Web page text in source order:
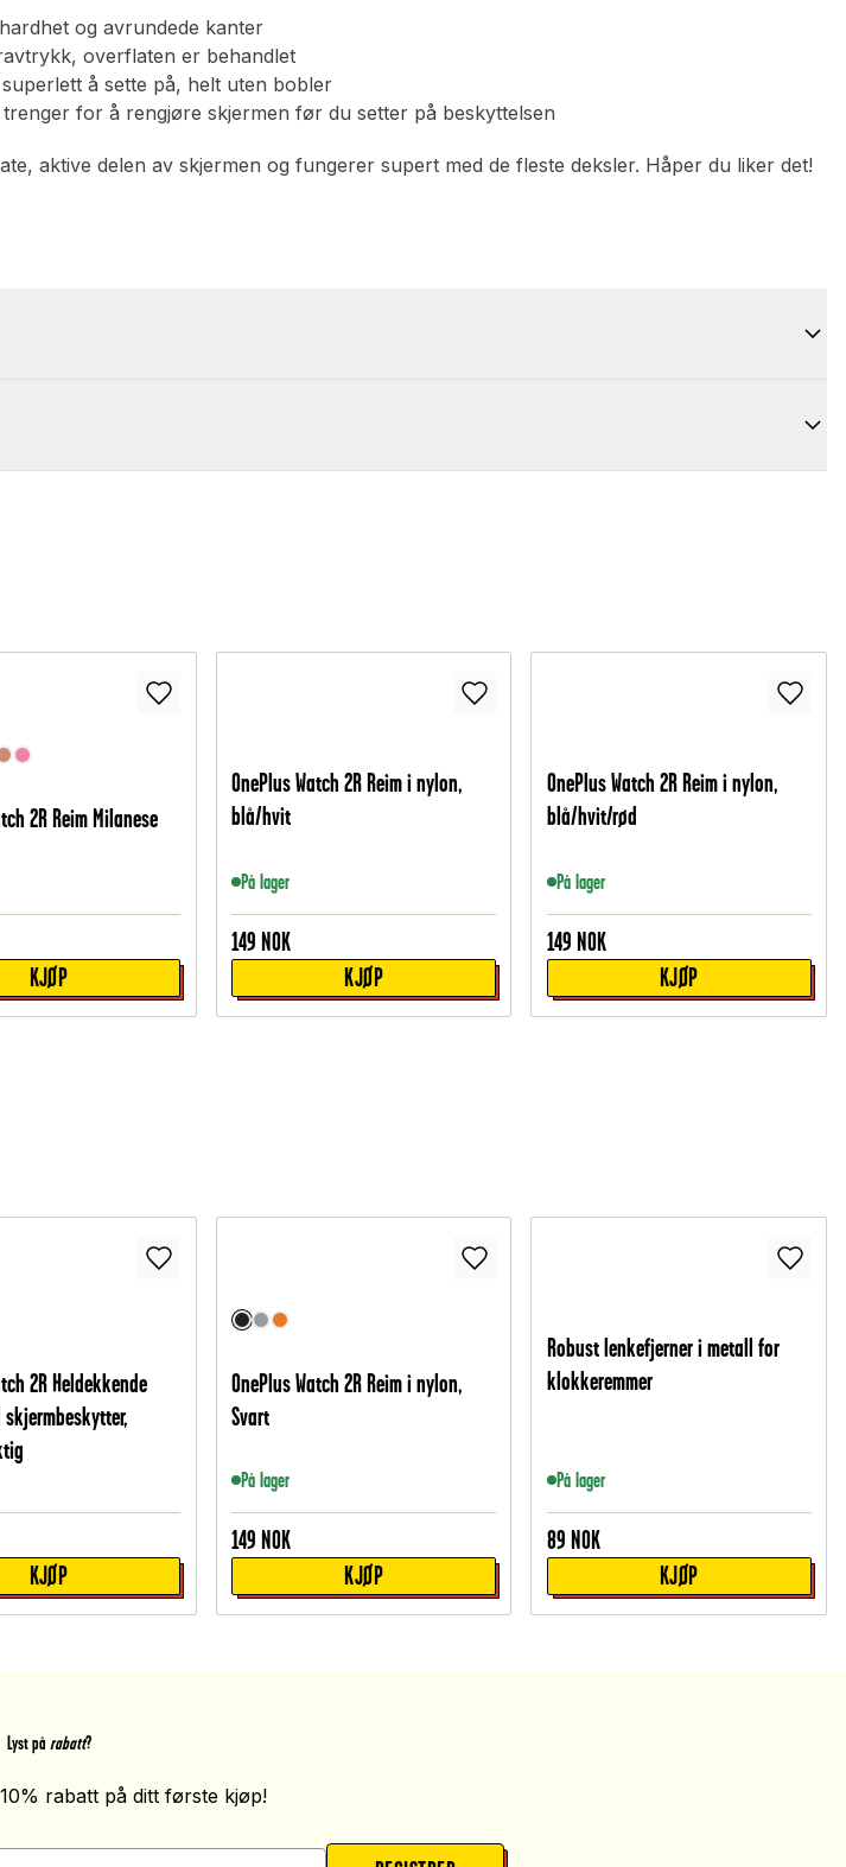
og avrundede kanter
overflaten er behandlet
å sette på, helt uten bobler
for å rengjøre skjermen før du setter på beskyttelsen
aktive delen av skjermen og fungerer supert med de fleste deksler. Håper du liker det!
2R Reim Milanese
KJØP
OnePlus Watch 2R Reim i nylon,
blå/hvit
På lager
149 NOK
KJØP
OnePlus Watch 2R Reim i nylon,
blå/hvit/rød
På lager
149 NOK
KJØP
2R Heldekkende
KJØP
OnePlus Watch 2R Reim i nylon,
Svart
På lager
149 NOK
KJØP
Robust lenkefjerner i metall for
klokkeremmer
På lager
89 NOK
KJØP
Lyst på rabatt?
rabatt på ditt første kjøp!